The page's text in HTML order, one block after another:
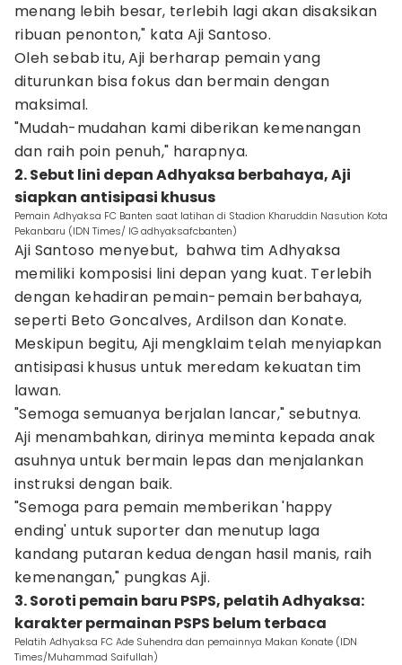
menang lebih besar, terlebih lagi akan disaksikan
ribuan penonton," kata Aji Santoso.
Oleh sebab itu, Aji berharap pemain yang
diturunkan bisa fokus dan bermain dengan
maksimal.
"Mudah-mudahan kami diberikan kemenangan
dan raih poin penuh," harapnya.
2. Sebut lini depan Adhyaksa berbahaya, Aji
siapkan antisipasi khusus
Pemain Adhyaksa FC Banten saat latihan di Stadion Kharuddin Nasution Kota
Pekanbaru (IDN Times/ IG adhyaksafcbanten)
Aji Santoso menyebut, bahwa tim Adhyaksa
memiliki komposisi lini depan yang kuat. Terlebih
dengan kehadiran pemain-pemain berbahaya,
seperti Beto Goncalves, Ardilson dan Konate.
Meskipun begitu, Aji mengklaim telah menyiapkan
antisipasi khusus untuk meredam kekuatan tim
lawan.
"Semoga semuanya berjalan lancar," sebutnya.
Aji menambahkan, dirinya meminta kepada anak
asuhnya untuk bermain lepas dan menjalankan
instruksi dengan baik.
"Semoga para pemain memberikan 'happy
ending' untuk suporter dan menutup laga
kandang putaran kedua dengan hasil manis, raih
kemenangan," pungkas Aji.
3. Soroti pemain baru PSPS, pelatih Adhyaksa:
karakter permainan PSPS belum terbaca
Pelatih Adhyaksa FC Ade Suhendra dan pemainnya Makan Konate (IDN
Times/Muhammad Saifullah)